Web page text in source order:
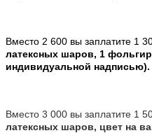
Вместо 2 600 вы заплатите 1
латексных шаров, 1
индивидуальной надписью).
Вместо 3 000 вы заплатите 1
латексных шаров, цвет на